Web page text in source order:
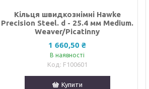
Кільця швидкознімні Hawke
Precision Steel. d - 25.4 мм Medium.
Weaver/Picatinny
1 660,50 ₴
В наявності
F100601
Купити